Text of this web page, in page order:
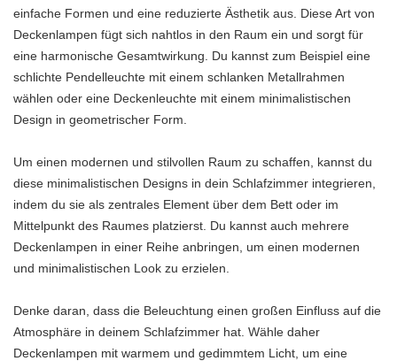
einfache Formen und eine reduzierte Ästhetik aus. Diese Art von
Deckenlampen fügt sich nahtlos in den Raum ein und sorgt für
eine harmonische Gesamtwirkung. Du kannst zum Beispiel eine
schlichte Pendelleuchte mit einem schlanken Metallrahmen
wählen oder eine Deckenleuchte mit einem minimalistischen
Design in geometrischer Form.
Um einen modernen und stilvollen Raum zu schaffen, kannst du
diese minimalistischen Designs in dein Schlafzimmer integrieren,
indem du sie als zentrales Element über dem Bett oder im
Mittelpunkt des Raumes platzierst. Du kannst auch mehrere
Deckenlampen in einer Reihe anbringen, um einen modernen
und minimalistischen Look zu erzielen.
Denke daran, dass die Beleuchtung einen großen Einfluss auf die
Atmosphäre in deinem Schlafzimmer hat. Wähle daher
Deckenlampen mit warmem und gedimmtem Licht, um eine